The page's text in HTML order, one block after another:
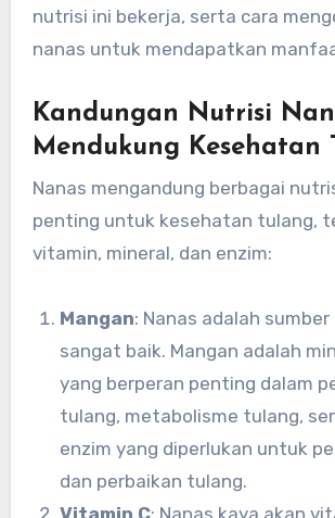
nutrisi ini bekerja, serta cara
nanas untuk mendapatkan
Kandungan Nutrisi
Mendukung Kesehatan
Nanas mengandung berbagai
penting untuk kesehatan tulang,
vitamin, mineral, dan enzim:
Mangan: Nanas adalah
sangat baik. Mangan adalah
yang berperan penting dalam
tulang, metabolisme tulang,
enzim yang diperlukan untuk
dan perbaikan tulang.